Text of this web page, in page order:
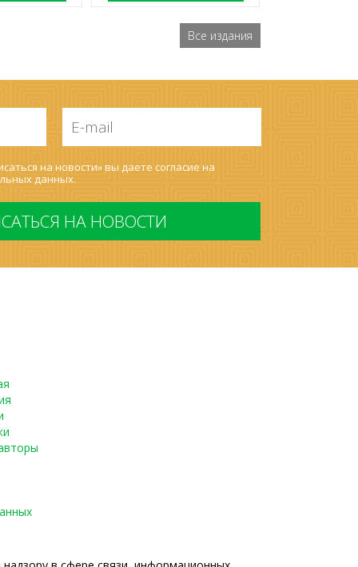
Все издания
mail
*
на новости» вы даете согласие на
данных.